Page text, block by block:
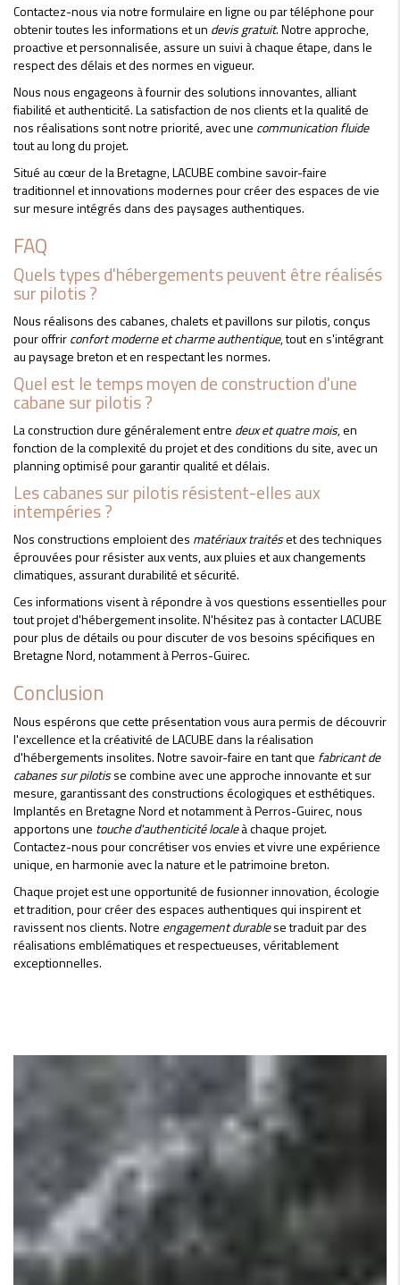
Contactez-nous via notre formulaire en ligne ou par téléphone pour
obtenir toutes les informations et un devis gratuit. Notre approche,
proactive et personnalisée, assure un suivi à chaque étape, dans le
respect des délais et des normes en vigueur.
Nous nous engageons à fournir des solutions innovantes, alliant
fiabilité et authenticité. La satisfaction de nos clients et la qualité de
nos réalisations sont notre priorité, avec une communication fluide
tout au long du projet.
Situé au cœur de la Bretagne, LACUBE combine savoir-faire
traditionnel et innovations modernes pour créer des espaces de vie
sur mesure intégrés dans des paysages authentiques.
FAQ
Quels types d'hébergements peuvent être réalisés
sur pilotis ?
Nous réalisons des cabanes, chalets et pavillons sur pilotis, conçus
pour offrirconfort moderne et charme authentique, tout en s'intégrant
au paysage breton et en respectant les normes.
Quel est le temps moyen de construction d'une
cabane sur pilotis ?
La construction dure généralement entre deux et quatre mois, en
fonction de la complexité du projet et des conditions du site, avec un
planning optimisé pour garantir qualité et délais.
Les cabanes sur pilotis résistent-elles aux
intempéries ?
Nos constructions emploient des matériaux traitéset des techniques
éprouvées pour résister aux vents, aux pluies et aux changements
climatiques, assurant durabilité et sécurité.
Ces informations visent à répondre à vos questions essentielles pour
tout projet d'hébergement insolite. N'hésitez pas à contacter LACUBE
pour plus de détails ou pour discuter de vos besoins spécifiques en
Bretagne Nord, notamment à Perros-Guirec.
Conclusion
Nous espérons que cette présentation vous aura permis de découvrir
l'excellence et la créativité de LACUBE dans la réalisation
d'hébergements insolites. Notre savoir-faire en tant que fabricant de
cabanes sur pilotisse combine avec une approche innovante et sur
mesure, garantissant des constructions écologiques et esthétiques.
Implantés en Bretagne Nord et notamment à Perros-Guirec, nous
apportons une touche d'authenticité localeà chaque projet.
Contactez-nous pour concrétiser vos envies et vivre une expérience
unique, en harmonie avec la nature et le patrimoine breton.
Chaque projet est une opportunité de fusionner innovation, écologie
et tradition, pour créer des espaces authentiques qui inspirent et
ravissent nos clients. Notre engagement durablese traduit par des
réalisations emblématiques et respectueuses, véritablement
exceptionnelles.